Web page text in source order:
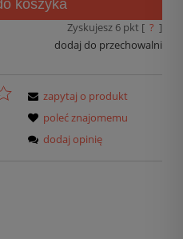
koszyka
Zyskujesz 6pkt [ ? ]
dodaj do przechowalni
zapytaj o produkt
poleć znajomemu
dodaj opinię